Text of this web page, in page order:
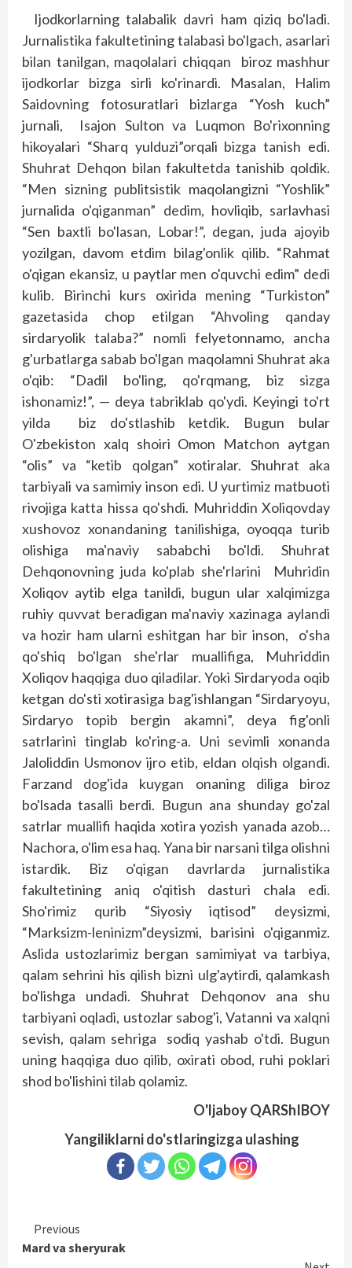
Ijodkorlarning talabalik davri ham qiziq bo'ladi.
Jurnalistika fakultetining talabasi bo'lgach, asarlari
bilan tanilgan, maqolalari chiqqan biroz mashhur
ijodkorlar bizga sirli ko'rinardi. Masalan, Halim
Saidovning fotosuratlari bizlarga “Yosh kuch”
jurnali, Isajon Sulton va Luqmon Bo'rixonning
hikoyalari “Sharq yulduzi”orqali bizga tanish edi.
Shuhrat Dehqon bilan fakultetda tanishib qoldik.
“Men sizning publitsistik maqolangizni “Yoshlik”
jurnalida o'qiganman” dedim, hovliqib, sarlavhasi
“Sen baxtli bo'lasan, Lobar!”, degan, juda ajoyib
yozilgan, davom etdim bilag'onlik qilib. “Rahmat
o'qigan ekansiz, u paytlar men o'quvchi edim” dedi
kulib. Birinchi kurs oxirida mening “Turkiston”
gazetasida chop etilgan “Ahvoling qanday
sirdaryolik talaba?” nomli felyetonnamo, ancha
g'urbatlarga sabab bo'lgan maqolamni Shuhrat aka
o'qib: “Dadil bo'ling, qo'rqmang, biz sizga
ishonamiz!”, — deya tabriklab qo'ydi. Keyingi to'rt
yilda biz do'stlashib ketdik. Bugun bular
O'zbekiston xalq shoiri Omon Matchon aytgan
“olis” va “ketib qolgan” xotiralar. Shuhrat aka
tarbiyali va samimiy inson edi. U yurtimiz matbuoti
rivojiga katta hissa qo'shdi. Muhriddin Xoliqovday
xushovoz xonandaning tanilishiga, oyoqqa turib
olishiga ma'naviy sabab­­chi bo'ldi. Shuhrat
Dehqonovning juda ko'p­lab she'rlarini Muhridin
Xoliqov aytib elga tanildi, bugun ular xalqimizga
ruhiy quvvat beradigan ma'naviy xazinaga aylandi
va hozir ham ularni eshitgan har bir inson, o'sha
qo'shiq bo'lgan she'rlar muallifiga, Muhriddin
Xoliqov haqqiga duo qiladilar. Yoki Sirdaryoda oqib
ketgan do'sti xotirasiga bag'ish­langan “Sirdaryoyu,
Sirdaryo topib bergin akamni”, deya fig'onli
satrlarini tinglab ko'ring-a. Uni sevimli xonanda
Jaloliddin Usmonov ijro etib, eldan olqish olgandi.
Farzand dog'ida kuygan onaning diliga biroz
bo'lsada tasalli berdi. Bugun ana shunday go'zal
satrlar muallifi haqida xotira yozish yanada azob…
Nachora, o'lim esa haq. Yana bir narsani tilga olishni
istardik. Biz o'qigan davr­larda jurnalis­tika
fakultetining aniq o'qitish das­turi chala edi.
Sho'rimiz qurib “Siyosiy iqtisod” deysizmi,
“Marksizm-leninizm”deysizmi, barisini o'qiganmiz.
Aslida ustozlarimiz bergan samimiyat va tarbiya,
qalam sehrini his qilish bizni ulg'aytirdi, qalamkash
bo'lishga undadi. Shuhrat Dehqonov ana shu
tarbiyani oqladi, ustozlar sabog'i, Vatanni va xalqni
sevish, qalam sehriga sodiq yashab o'tdi. Bugun
uning haqqiga duo qilib, oxirati obod, ruhi poklari
shod bo'lishini tilab qolamiz.
O'ljaboy QARShIBOY
Yangiliklarni do'stlaringizga ulashing
Continue
Reading
Previous
Mard va sheryurak